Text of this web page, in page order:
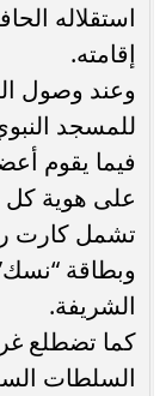
استقلاله
إقامته.
وعند وصول
للمسجد
فيما يقوم
تشمل كارت
وبطاقة
الشريفة.
كما تضطلع
السلطات